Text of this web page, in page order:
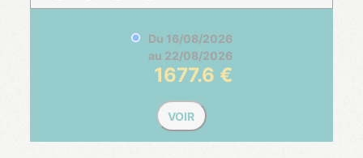
Du 16/08/2026
au 22/08/2026
1677.6
VOIR